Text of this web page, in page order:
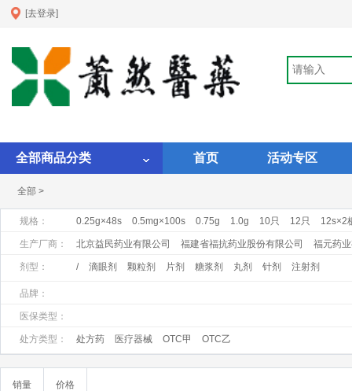
[去登录]
全部商品分类 首页 活动专区
全部 >
规格： 0.25g×48s 0.5mg×100s 0.75g 1.0g 10只 12只
12s×2
3G*10袋
500ml 5ml×5支 60g 8mg 90s
生产厂商： 北京益民药业有限公司 福建省福抗药业股份有限公司
福元药
杭州奥泰生物技术股份有限公司
杭州胡庆余堂药业有限公司
剂型： / 滴眼剂 颗粒剂 片剂 糖浆剂 丸剂 针剂 注射剂
品牌：
医保类型：
处方类型： 处方药 医疗器械 OTC甲 OTC乙
销量 价格